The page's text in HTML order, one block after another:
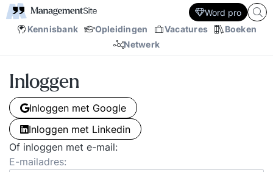
Kennisbank Opleidingen Vacatures
Boeken
Netwerk
Word pro
Inloggen
Inloggen met Google
Inloggen met Linkedin
Of inloggen met e-mail:
E-mailadres: